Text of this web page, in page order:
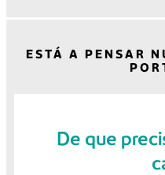
ESTÁ A PENSAR
De que